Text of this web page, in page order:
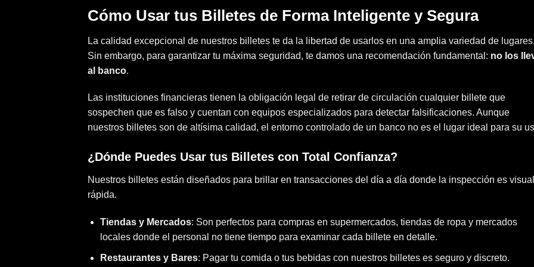
Cómo Usar tus Billetes de Forma Inteligente y Segura
La calidad excepcional de nuestros billetes te da la libertad de usarlos en una amplia variedad de lugares.
Sin embargo, para garantizar tu máxima seguridad, te damos una recomendación fundamental: no los
al banco.
Las instituciones financieras tienen la obligación legal de retirar de circulación cualquier billete que
sospechen que es falso y cuentan con equipos especializados para detectar falsificaciones. Aunque
nuestros billetes son de altísima calidad, el entorno controlado de un banco no es el lugar ideal para su
¿Dónde Puedes Usar tus Billetes con Total Confianza?
Nuestros billetes están diseñados para brillar en transacciones del día a día donde la inspección es
rápida.
Tiendas y Mercados: Son perfectos para compras en supermercados, tiendas de ropa y mercados
locales donde el personal no tiene tiempo para examinar cada billete en detalle.
Restaurantes y Bares: Pagar tu comida o tus bebidas con nuestros billeteses seguro y discreto.